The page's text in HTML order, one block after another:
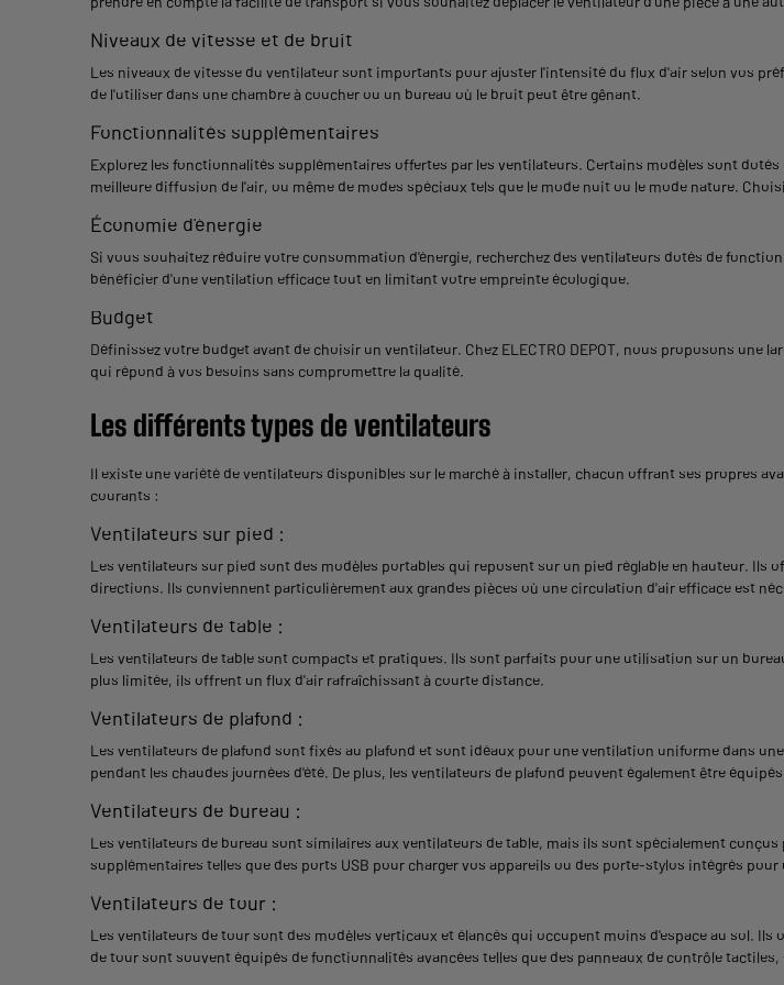
Niveaux de vitesse et de bruit
Les niveaux de vitesse du ventilateur sont importants pour ajuster l'intensité du flux d'air selon vos
de l'utiliser dans une chambre à coucher ou un bureau où le bruit peut être gênant.
Fonctionnalités supplémentaires
Explorez les fonctionnalités supplémentaires offertes par les ventilateurs. Certains modèles sont
meilleure diffusion de l'air, ou même de modes spéciaux tels que le mode nuit ou le mode nature.
Économie d'énergie
Si vous souhaitez réduire votre consommation d'énergie, recherchez des ventilateurs dotés de
bénéficier d'une ventilation efficace tout en limitant votre empreinte écologique.
Budget
Définissez votre budget avant de choisir un ventilateur. Chez ELECTRO DEPOT, nous proposons
qui répond à vos besoins sans compromettre la qualité.
Les différents types de ventilateurs
Il existe une variété de ventilateurs disponibles sur le marché à installer, chacun offrant ses propres
courants :
Ventilateurs sur pied :
Les ventilateurs sur pied sont des modèles portables qui reposent sur un pied réglable en hauteur.
directions. Ils conviennent particulièrement aux grandes pièces où une circulation d'air efficace est
Ventilateurs de table :
Les ventilateurs de table sont compacts et pratiques. Ils sont parfaits pour une utilisation sur un
plus limitée, ils offrent un flux d'air rafraîchissant à courte distance.
Ventilateurs de plafond :
Les ventilateurs de plafond sont fixés au plafond et sont idéaux pour une ventilation uniforme dans
pendant les chaudes journées d'été. De plus, les ventilateurs de plafond peuvent également être
Ventilateurs de bureau :
Les ventilateurs de bureau sont similaires aux ventilateurs de table, mais ils sont spécialement
supplémentaires telles que des ports USB pour charger vos appareils ou des porte-stylos intégrés
Ventilateurs de tour :
Les ventilateurs de tour sont des modèles verticaux et élancés qui occupent moins d'espace au sol. Ils
de tour sont souvent équipés de fonctionnalités avancées telles que des panneaux de contrôle